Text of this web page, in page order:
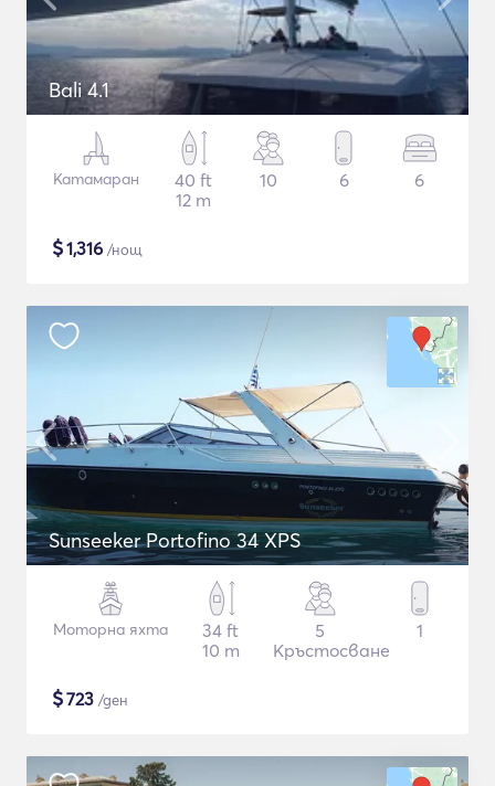
Bali 4.1
Катамаран
40 ft
12 m
10 6 6
$1,316 /нощ
Sunseeker Portofino 34 XPS
Моторна яхта
34 ft
10 m
5
Кръстосване
1
$723 /ден